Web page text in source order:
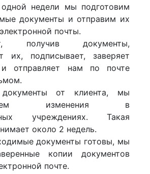
недели мы подготовим
документы и отправим их
почты.
получив документы,
их, подписывает, заверяет
и отправляет нам по почте
от клиента, мы
изменения в
учреждениях. Такая
около 2 недель.
документы готовы, мы
копии документов
почте.